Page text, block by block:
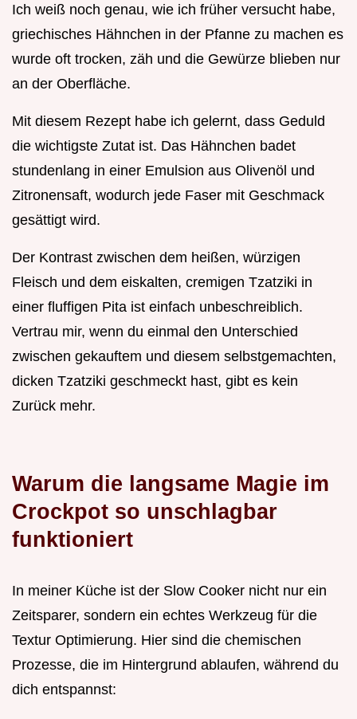
Ich weiß noch genau, wie ich früher versucht habe,
griechisches Hähnchen in der Pfanne zu machen es
wurde oft trocken, zäh und die Gewürze blieben nur
an der Oberfläche.
Mit diesem Rezept habe ich gelernt, dass Geduld
die wichtigste Zutat ist. Das Hähnchen badet
stundenlang in einer Emulsion aus Olivenöl und
Zitronensaft, wodurch jede Faser mit Geschmack
gesättigt wird.
Der Kontrast zwischen dem heißen, würzigen
Fleisch und dem eiskalten, cremigen Tzatziki in
einer fluffigen Pita ist einfach unbeschreiblich.
Vertrau mir, wenn du einmal den Unterschied
zwischen gekauftem und diesem selbstgemachten,
dicken Tzatziki geschmeckt hast, gibt es kein
Zurück mehr.
Warum die langsame Magie im
Crockpot so unschlagbar
funktioniert
In meiner Küche ist der Slow Cooker nicht nur ein
Zeitsparer, sondern ein echtes Werkzeug für die
Textur Optimierung. Hier sind die chemischen
Prozesse, die im Hintergrund ablaufen, während du
dich entspannst: